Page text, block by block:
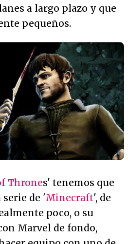
a largo plazo y que
pequeños.
Thrones' tenemos que
de 'Minecraft', de
poco, o su
Marvel de fondo,